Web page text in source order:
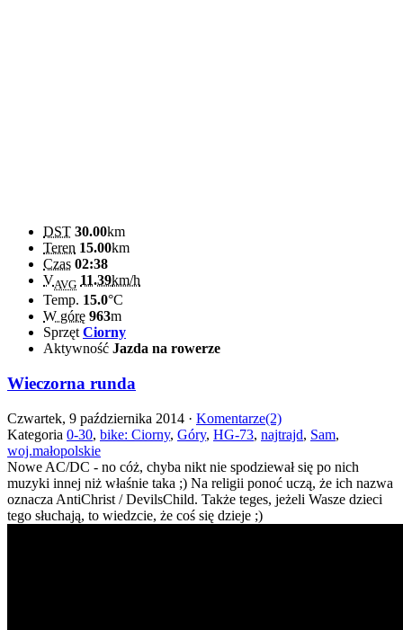
DST 30.00km
Teren 15.00km
Czas 02:38
VAVG 11.39km/h
Temp. 15.0°C
W górę 963m
Sprzęt Ciorny
Aktywność Jazda na rowerze
Wieczorna runda
Czwartek, 9 października 2014 · Komentarze(2)
Kategoria 0-30, bike: Ciorny, Góry, HG-73, najtrajd, Sam,
woj.małopolskie
Nowe AC/DC - no cóż, chyba nikt nie spodziewał się po nich
muzyki innej niż właśnie taka ;) Na religii ponoć uczą, że ich nazwa
oznacza AntiChrist / DevilsChild. Także teges, jeżeli Wasze dzieci
tego słuchają, to wiedzcie, że coś się dzieje ;)